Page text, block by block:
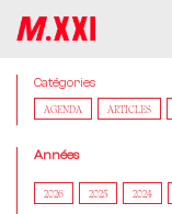
Catégories
AGENDA ARTICLES
Années
2026 2025 2024